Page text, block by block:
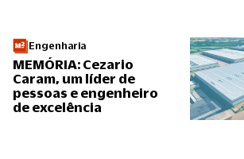
Engenharia
MEMÓRIA: Cezario
Caram, um líder de
pessoas e engenheiro
de excelência